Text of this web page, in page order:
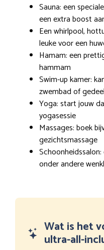
Sauna: een
een extra boost
Een whirlpool,
leuke voor een
Hamam: een
hammam
Swim-up kamer:
zwembad of
Yoga: start jouw
yogasessie
Massages: boek
gezichtsmassage
onder andere
Wat is het
ultra-all-